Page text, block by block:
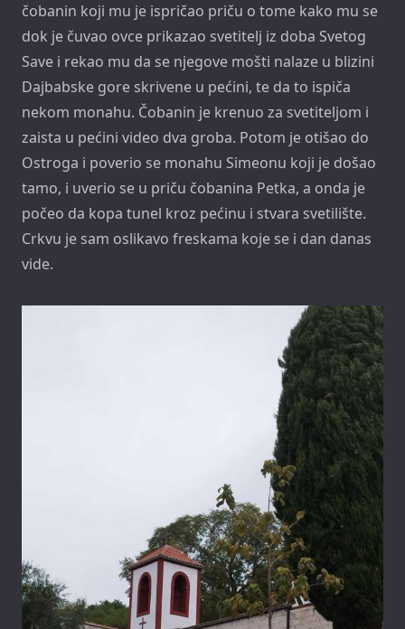
čobanin koji mu je ispričao priču o tome kako mu se
dok je čuvao ovce prikazao svetitelj iz doba Svetog
Save i rekao mu da se njegove mošti nalaze u blizini
Dajbabske gore skrivene u pećini, te da to ispiča
nekom monahu. Čobanin je krenuo za svetiteljom i
zaista u pećini video dva groba. Potom je otišao do
Ostroga i poverio se monahu Simeonu koji je došao
tamo, i uverio se u priču čobanina Petka, a onda je
počeo da kopa tunel kroz pećinu i stvara svetilište.
Crkvu je sam oslikavo freskama koje se i dan danas
vide.